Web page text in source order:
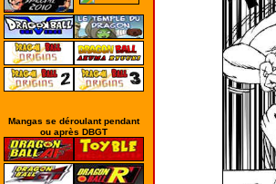
Mangas se déroulant pendant
ou après DBGT